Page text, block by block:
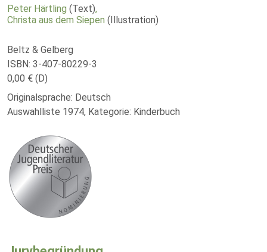
Peter Härtling (Text),
Christa aus dem Siepen (Illustration)
Beltz & Gelberg
ISBN: 3-407-80229-3
0,00 € (D)
Originalsprache: Deutsch
Auswahlliste 1974, Kategorie: Kinderbuch